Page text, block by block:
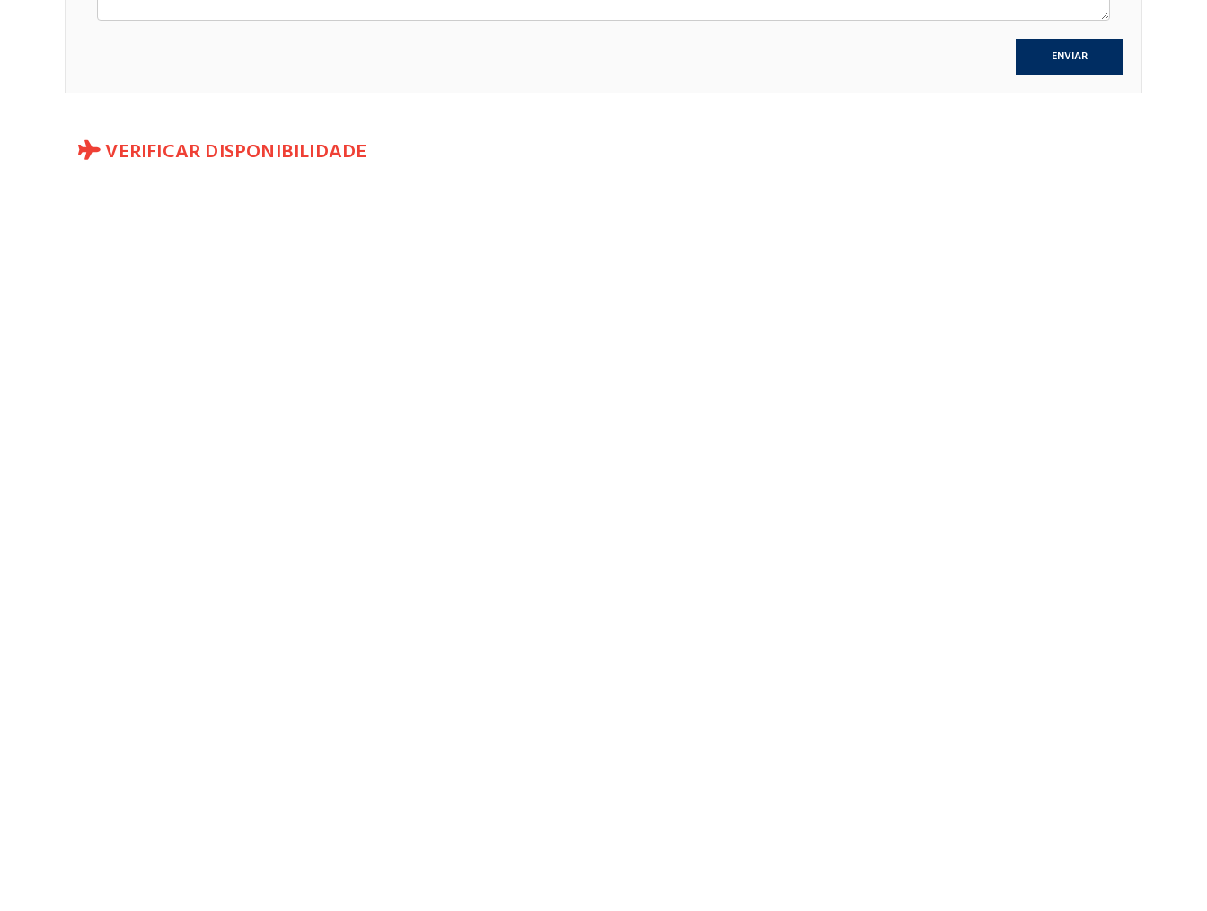
VERIFICAR DISPONIBILIDADE